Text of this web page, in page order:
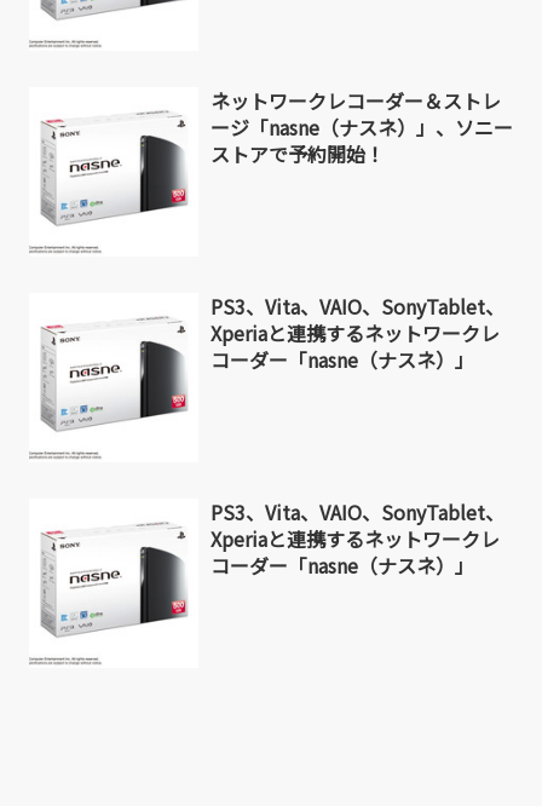
ネットワークレコーダー＆ストレ
ージ「nasne（ナスネ）」、ソニー
ストアで予約開始！
PS3、Vita、VAIO、SonyTablet、
Xperiaと連携するネットワークレ
コーダー「nasne（ナスネ）」
PS3、Vita、VAIO、SonyTablet、
Xperiaと連携するネットワークレ
コーダー「nasne（ナスネ）」